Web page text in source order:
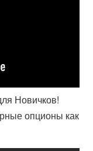
Новичков!
опционы как